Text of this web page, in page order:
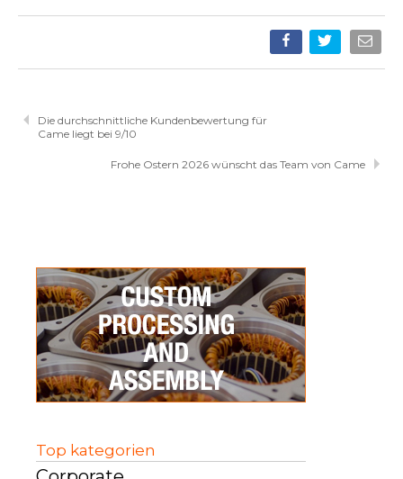
Die durchschnittliche Kundenbewertung für
Came liegt bei 9/10
Frohe Ostern 2026 wünscht das Team von Came
Top kategorien